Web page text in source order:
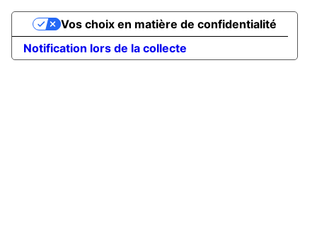
Notification lors de la collecte
Vos choix en matière de confidentialité